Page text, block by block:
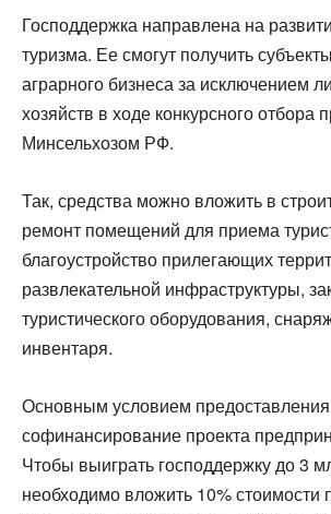
Господдержка направлена на
туризма. Ее смогут получить
аграрного бизнеса за исключением
хозяйств в ходе конкурсного отбора
Минсельхозом РФ.
Так, средства можно вложить в
ремонт помещений для приема
благоустройство прилегающих
развлекательной инфраструктуры,
туристического оборудования,
инвентаря.
Основным условием предоставления
софинансирование проекта
Чтобы выиграть господдержку до 3
необходимо вложить 10% стоимости